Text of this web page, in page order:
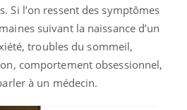
Si l’on ressent des symptômes
suivant la naissance d’un
troubles du sommeil,
comportement obsessionnel,
à un médecin.